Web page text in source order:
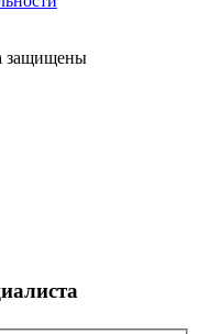
защищены